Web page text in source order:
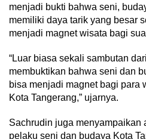
menjadi bukti bahwa seni,
memiliki daya tarik yang besar
menjadi magnet wisata bagi
“Luar biasa sekali sambutan
membuktikan bahwa seni dan
bisa menjadi magnet bagi para
Kota Tangerang,” ujarnya.
Sachrudin juga menyampaikan
pelaku seni dan budaya Kota